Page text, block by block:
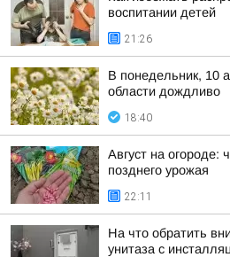
воспитании детей
21:26
В понедельник, 10
области дождливо
18:40
Август на огороде:
позднего урожая
22:11
На что обратить
унитаза с